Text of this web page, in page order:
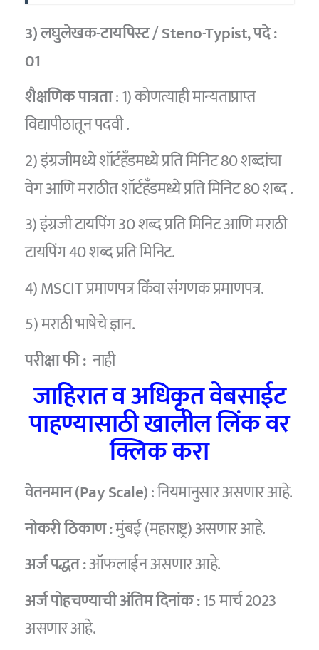
3) लघुलेखक-टायपिस्ट / Steno-Typist,पदे :
01
शैक्षणिक पात्रता: 1) कोणत्याही मान्यताप्राप्त
विद्यापीठातून पदवी .
2) इंग्रजीमध्ये शॉर्टहँडमध्ये प्रति मिनिट 80 शब्दांचा
वेग आणि मराठीत शॉर्टहँडमध्ये प्रति मिनिट 80 शब्द .
3) इंग्रजी टायपिंग 30 शब्द प्रति मिनिट आणि मराठी
टायपिंग 40 शब्द प्रति मिनिट.
4) MSCIT प्रमाणपत्र किंवा संगणक प्रमाणपत्र.
5) मराठी भाषेचे ज्ञान.
परीक्षा फी : नाही
जाहिरात व अधिकृत वेबसाईट
पाहण्यासाठी खालील लिंक वर
क्लिक करा
वेतनमान (Pay Scale): नियमानुसार असणार आहे.
नोकरी ठिकाण :मुंबई (महाराष्ट्र) असणार आहे.
अर्ज पद्धत :ऑफलाईन असणार आहे.
अर्ज पोहचण्याची अंतिम दिनांक :15 मार्च 2023
असणार आहे.